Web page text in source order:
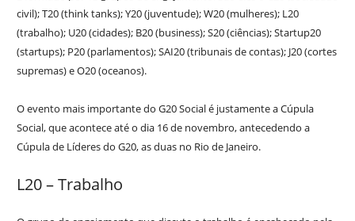
civil); T20 (think tanks); Y20 (juventude); W20 (mulheres); L20
(trabalho); U20 (cidades); B20 (business); S20 (ciências); Startup20
(startups); P20 (parlamentos); SAI20 (tribunais de contas); J20 (cortes
supremas) e O20 (oceanos).
O evento mais importante do G20 Social é justamente a Cúpula
Social, que acontece até o dia 16 de novembro, antecedendo a
Cúpula de Líderes do G20, as duas no Rio de Janeiro.
L20 – Trabalho